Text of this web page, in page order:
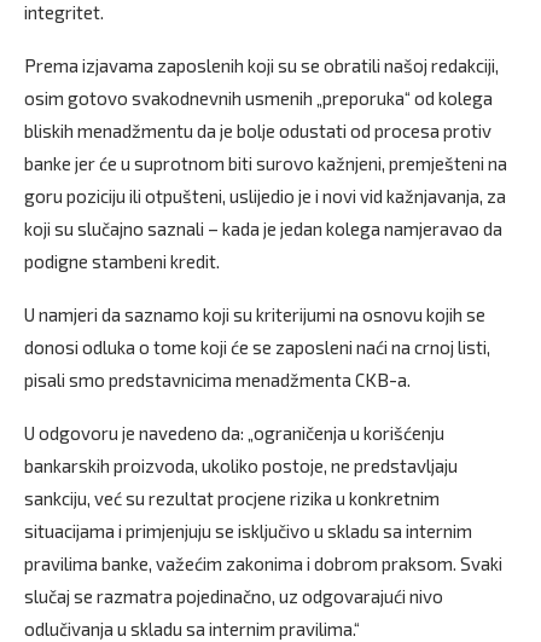
integritet.
Prema izjavama zaposlenih koji su se obratili našoj redakciji,
osim gotovo svakodnevnih usmenih „preporuka“ od kolega
bliskih menadžmentu da je bolje odustati od procesa protiv
banke jer će u suprotnom biti surovo kažnjeni, premješteni na
goru poziciju ili otpušteni, uslijedio je i novi vid kažnjavanja, za
koji su slučajno saznali – kada je jedan kolega namjeravao da
podigne stambeni kredit.
U namjeri da saznamo koji su kriterijumi na osnovu kojih se
donosi odluka o tome koji će se zaposleni naći na crnoj listi,
pisali smo predstavnicima menadžmenta CKB-a.
U odgovoru je navedeno da: „ograničenja u korišćenju
bankarskih proizvoda, ukoliko postoje, ne predstavljaju
sankciju, već su rezultat procjene rizika u konkretnim
situacijama i primjenjuju se isključivo u skladu sa internim
pravilima banke, važećim zakonima i dobrom praksom. Svaki
slučaj se razmatra pojedinačno, uz odgovarajući nivo
odlučivanja u skladu sa internim pravilima.“